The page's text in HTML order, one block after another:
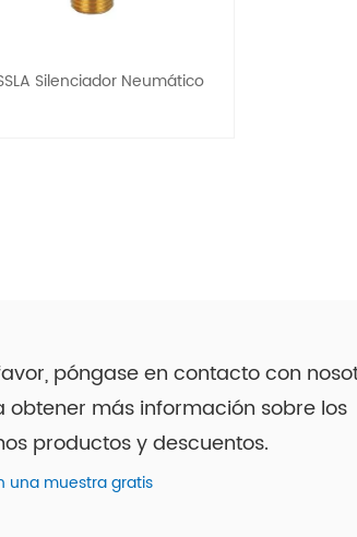
Silenciador Neumático
póngase en contacto con
obtener más información sobre los
productos y descuentos.
una muestra gratis